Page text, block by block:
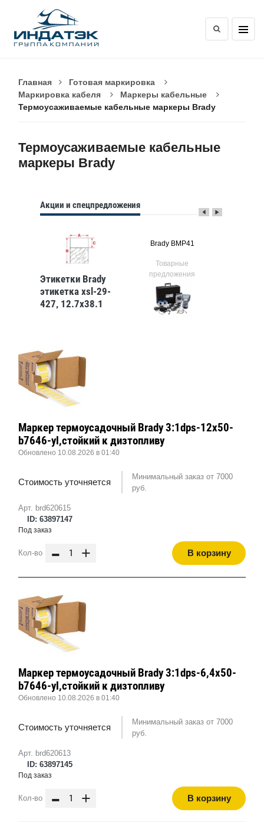
Главная
Готовая маркировка
Маркировка кабеля
Маркеры кабельные
Термоусаживаемые кабельные маркеры Brady
Термоусаживаемые кабельные
маркеры Brady
Акции и спецпредложения
Этикетки Brady
этикетка xsl-29-
427, 12.7x38.1
Brady BMP41
Товарные
предложения
Арт. brd620615
ID: 63897147
Маркер термоусадочный Brady 3:1dps-12x50-
b7646-yl,стойкий к дизтопливу
Обновлено 10.08.2026 в 01:40
Стоимость уточняется
Минимальный заказ от 7000
руб.
Под заказ
Кол-во - + В корзину
Арт. brd620613
ID: 63897145
Маркер термоусадочный Brady 3:1dps-6,4x50-
b7646-yl,стойкий к дизтопливу
Обновлено 10.08.2026 в 01:40
Стоимость уточняется
Минимальный заказ от 7000
руб.
Под заказ
Кол-во - + В корзину